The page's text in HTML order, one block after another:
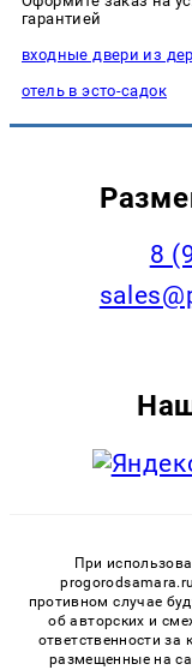
гарантией
входные двери из
отель в эсто-садок
8
При
progorodsamara.ru
противном случае
об авторских и
ответственности
размещенные на